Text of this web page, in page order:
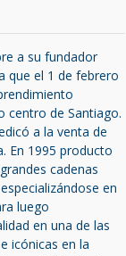
a su fundador
que el 1 de febrero
centro de Santiago.
a la venta de
En 1995 producto
cadenas
en
luego
en una de las
icónicas en la